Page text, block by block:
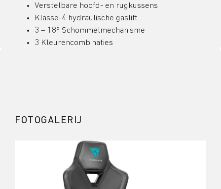
Verstelbare hoofd- en rugkussens
Klasse-4 hydraulische gaslift
3 – 18° Schommelmechanisme
3 Kleurencombinaties
FOTOGALERIJ